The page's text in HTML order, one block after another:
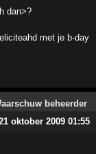
dan>?
met je b-day
oktober 2009 01:55